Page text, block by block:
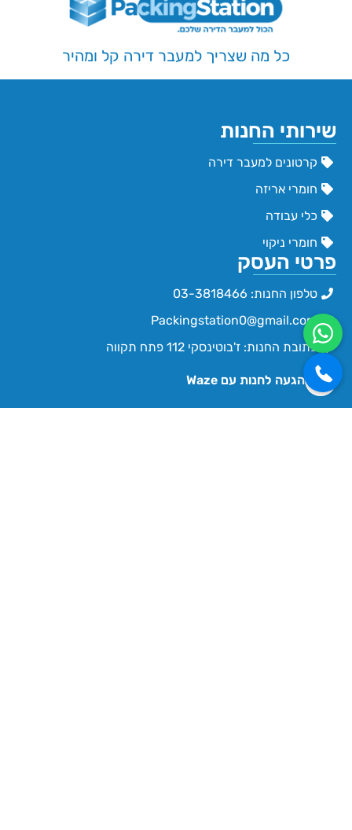
כל מה שצריך למעבר דירה קל ומהיר
שירותי החנות
קרטונים למעבר דירה
חומרי אריזה
כלי עבודה
חומרי ניקוי
פרטי העסק
טלפון החנות: 03-3818466
Packingstation0@gmail.com
כתובת החנות: ז'בוטינסקי 112 פתח תקווה
הגעה לחנות עם Waze